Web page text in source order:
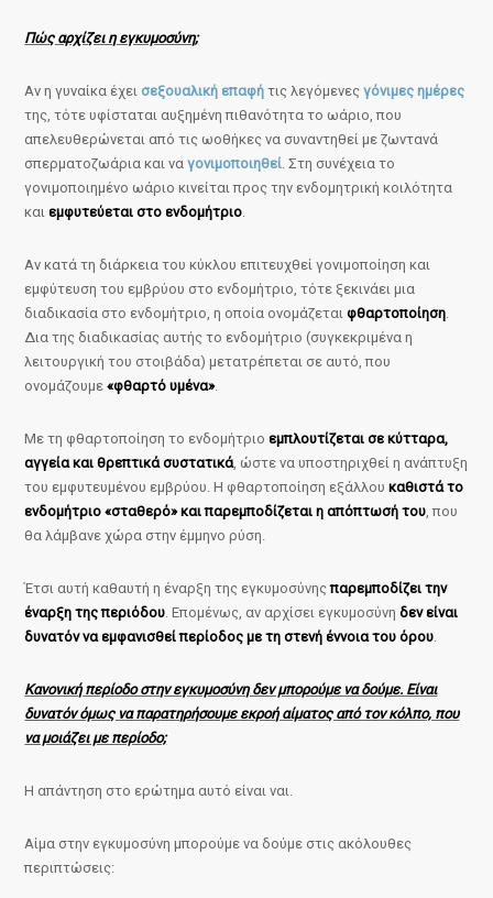
Πώς αρχίζει η εγκυμοσύνη;
Αν η γυναίκα έχει σεξουαλική επαφή τις λεγόμενεςγόνιμες ημέρες
της, τότε υφίσταται αυξημένη πιθανότητα το ωάριο, που
απελευθερώνεται από τις ωοθήκες να συναντηθεί με ζωντανά
σπερματοζωάρια και ναγονιμοποιηθεί. Στη συνέχεια το
γονιμοποιημένο ωάριο κινείται προς την ενδομητρική κοιλότητα
καιεμφυτεύεται στο ενδομήτριο.
Αν κατά τη διάρκεια του κύκλου επιτευχθεί γονιμοποίηση και
εμφύτευση του εμβρύου στο ενδομήτριο, τότε ξεκινάει μια
διαδικασία στο ενδομήτριο, η οποία ονομάζεταιφθαρτοποίηση.
Δια της διαδικασίας αυτής το ενδομήτριο (συγκεκριμένα η
λειτουργική του στοιβάδα) μετατρέπεται σε αυτό, που
ονομάζουμε«φθαρτό υμένα».
Με τη φθαρτοποίηση το ενδομήτριοεμπλουτίζεται σε κύτταρα,
αγγεία και θρεπτικά συστατικά, ώστε να υποστηριχθεί η ανάπτυξη
του εμφυτευμένου εμβρύου. Η φθαρτοποίηση εξάλλουκαθιστά το
ενδομήτριο «σταθερό» και παρεμποδίζεται η απόπτωσή του, που
θα λάμβανε χώρα στην έμμηνο ρύση.
Έτσι αυτή καθαυτή η έναρξη της εγκυμοσύνηςπαρεμποδίζει την
έναρξη της περιόδου. Επομένως, αν αρχίσει εγκυμοσύνηδεν είναι
δυνατόν να εμφανισθεί περίοδος με τη στενή έννοια του όρου.
Κανονική περίοδο στην εγκυμοσύνη δεν μπορούμε να δούμε. Είναι
δυνατόν όμως να παρατηρήσουμε εκροή αίματος από τον κόλπο, που
να μοιάζει με περίοδο;
Η απάντηση στο ερώτημα αυτό είναι ναι.
Αίμα στην εγκυμοσύνη μπορούμε να δούμε στις ακόλουθες
περιπτώσεις: